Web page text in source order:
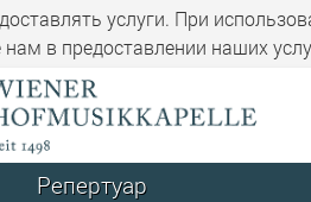
услуги. При
нам в предоставлении наших
Репертуар